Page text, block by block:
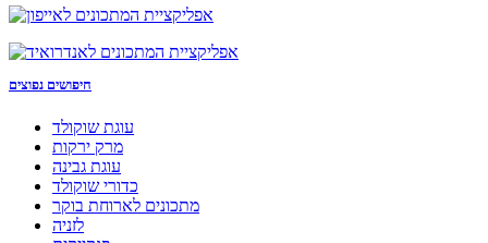
חיפושים נפוצים
עוגת שוקולד
מרק ירקות
עוגת גבינה
כדורי שוקולד
מתכונים לארוחת בוקר
לזניה